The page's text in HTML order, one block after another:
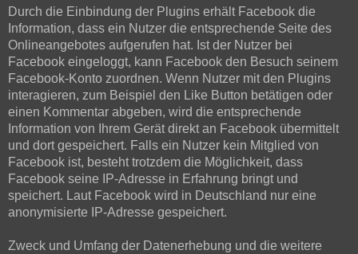
Durch die Einbindung der Plugins erhält Facebook die
Information, dass ein Nutzer die entsprechende Seite des
Onlineangebotes aufgerufen hat. Ist der Nutzer bei
Facebook eingeloggt, kann Facebook den Besuch seinem
Facebook-Konto zuordnen. Wenn Nutzer mit den Plugins
interagieren, zum Beispiel den Like Button betätigen oder
einen Kommentar abgeben, wird die entsprechende
Information von Ihrem Gerät direkt an Facebook übermittelt
und dort gespeichert. Falls ein Nutzer kein Mitglied von
Facebook ist, besteht trotzdem die Möglichkeit, dass
Facebook seine IP-Adresse in Erfahrung bringt und
speichert. Laut Facebook wird in Deutschland nur eine
anonymisierte IP-Adresse gespeichert.
Zweck und Umfang der Datenerhebung und die weitere